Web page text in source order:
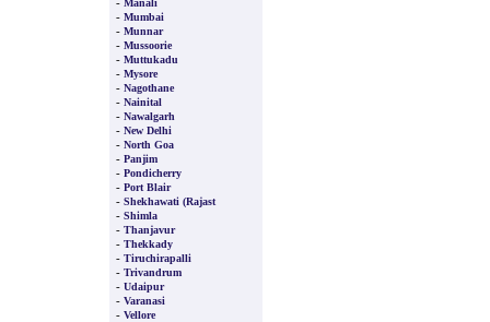
Manali
- Mumbai
- Munnar
- Mussoorie
- Muttukadu
- Mysore
- Nagothane
- Nainital
- Nawalgarh
- New Delhi
- North Goa
- Panjim
- Pondicherry
- Port Blair
- Shekhawati (Rajast
- Shimla
- Thanjavur
- Thekkady
- Tiruchirapalli
- Trivandrum
- Udaipur
- Varanasi
- Vellore